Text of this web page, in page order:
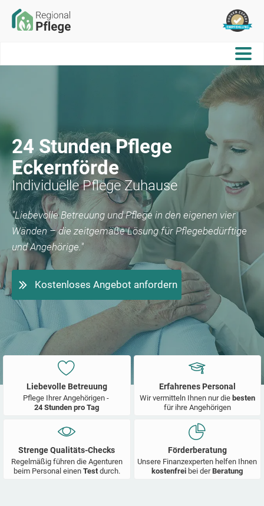
24 Stunden Pflege
Eckernförde
Individuelle Pflege Zuhause
"Liebevolle Betreuung und Pflege in den eigenen vier
Wänden – die zeitgemäße Lösung für Pflegebedürftige
und Angehörige."
Kostenloses Angebot anfordern
Liebevolle Betreuung
Pflege Ihrer Angehörigen -
24 Stunden pro Tag
Erfahrenes Personal
Wir vermitteln Ihnen nur die besten
für ihre Angehörigen
Strenge Qualitäts-Checks
Regelmäßig führen die Agenturen
beim Personal einen Test durch.
Förderberatung
Unsere Finanzexperten helfen Ihnen
kostenfrei bei derBeratung